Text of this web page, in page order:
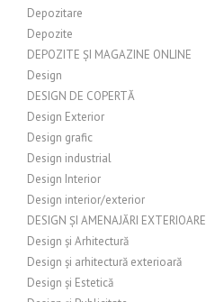
Depozitare
Depozite
DEPOZITE ȘI MAGAZINE ONLINE
Design
DESIGN DE COPERTĂ
Design Exterior
Design grafic
Design industrial
Design Interior
Design interior/exterior
DESIGN ȘI AMENAJĂRI EXTERIOARE
Design și Arhitectură
Design și arhitectură exterioară
Design și Estetică